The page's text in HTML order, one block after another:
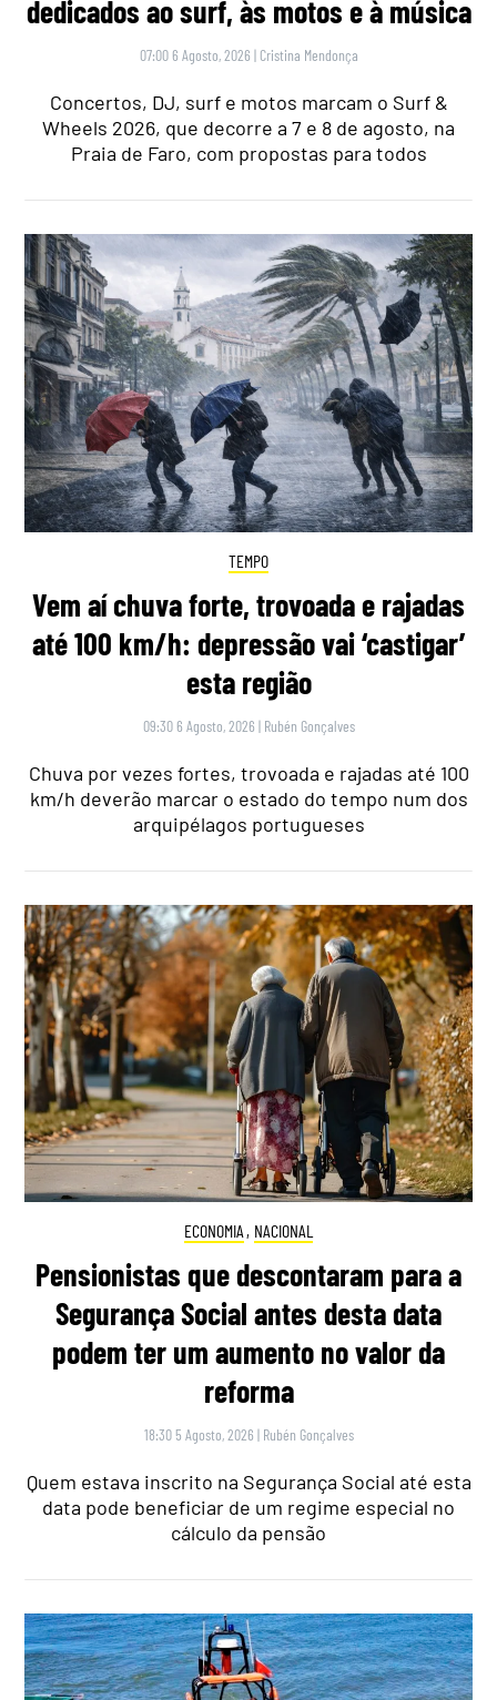
dedicados ao surf, às motos e à música
07:00 6 Agosto, 2026 | Cristina Mendonça
Concertos, DJ, surf e motos marcam o Surf &
Wheels 2026, que decorre a 7 e 8 de agosto, na
Praia de Faro, com propostas para todos
TEMPO
Vem aí chuva forte, trovoada e rajadas
até 100 km/h: depressão vai ‘castigar’
esta região
09:30 6 Agosto, 2026 | Rubén Gonçalves
Chuva por vezes fortes, trovoada e rajadas até 100
km/h deverão marcar o estado do tempo num dos
arquipélagos portugueses
ECONOMIA , NACIONAL
Pensionistas que descontaram para a
Segurança Social antes desta data
podem ter um aumento no valor da
reforma
18:30 5 Agosto, 2026 | Rubén Gonçalves
Quem estava inscrito na Segurança Social até esta
data pode beneficiar de um regime especial no
cálculo da pensão